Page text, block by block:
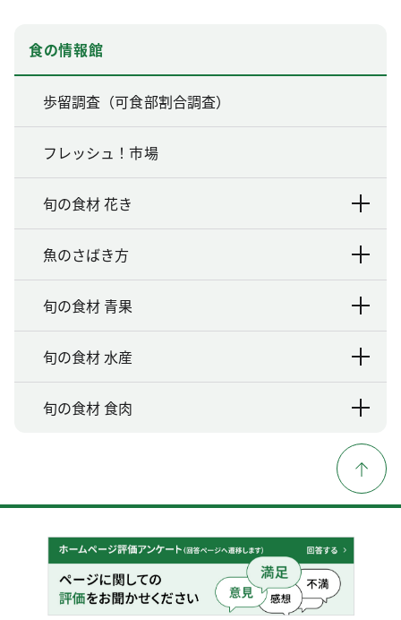
食の情報館
歩留調査（可食部割合調査）
フレッシュ！市場
旬の食材 花き
魚のさばき方
旬の食材 青果
旬の食材 水産
旬の食材 食肉